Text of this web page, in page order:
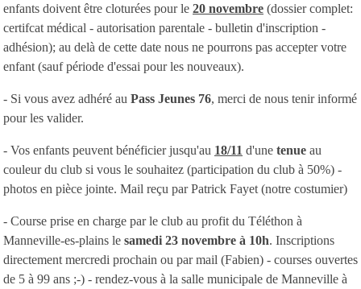
enfants doivent être cloturées pour le 20 novembre (dossier complet:
certifcat médical - autorisation parentale - bulletin d'inscription -
adhésion); au delà de cette date nous ne pourrons pas accepter votre
enfant (sauf période d'essai pour les nouveaux).
- Si vous avez adhéré au Pass Jeunes 76, merci de nous tenir informé
pour les valider.
- Vos enfants peuvent bénéficier jusqu'au 18/11 d'une tenue au
couleur du club si vous le souhaitez (participation du club à 50%) -
photos en pièce jointe. Mail reçu par Patrick Fayet (notre costumier)
- Course prise en charge par le club au profit du Téléthon à
Manneville-es-plains le samedi 23 novembre à 10h. Inscriptions
directement mercredi prochain ou par mail (Fabien) - courses ouvertes
de 5 à 99 ans ;-) - rendez-vous à la salle municipale de Manneville à